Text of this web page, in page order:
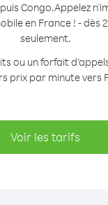
Congo.Appelez
en France ! - dès
seulement.
ou un forfait
prix par minute vers
Voir les tarifs